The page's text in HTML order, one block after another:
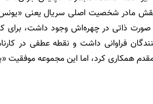
نقش مادر شخصیت اصلی سریال یعنی
ذاتی در چهره‌اش وجود داشت، برای
فراوانی داشت و نقطه عطفی در
کرد، اما این مجموعه موفقیت